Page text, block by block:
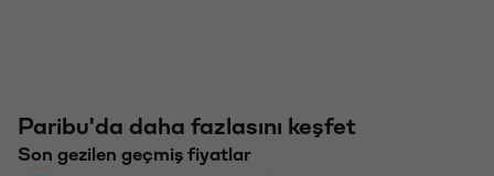
Paribu'da daha fazlasını keşfet
Son gezilen geçmiş fiyatlar